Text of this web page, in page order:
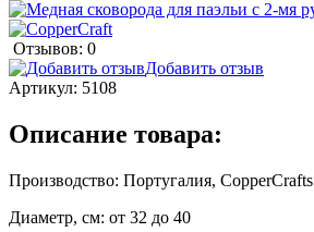
Отзывов: 0
Добавить отзыв
Артикул: 5108
Описание товара:
Производство: Португалия, CopperCrafts
Диаметр, см: от 32 до 40